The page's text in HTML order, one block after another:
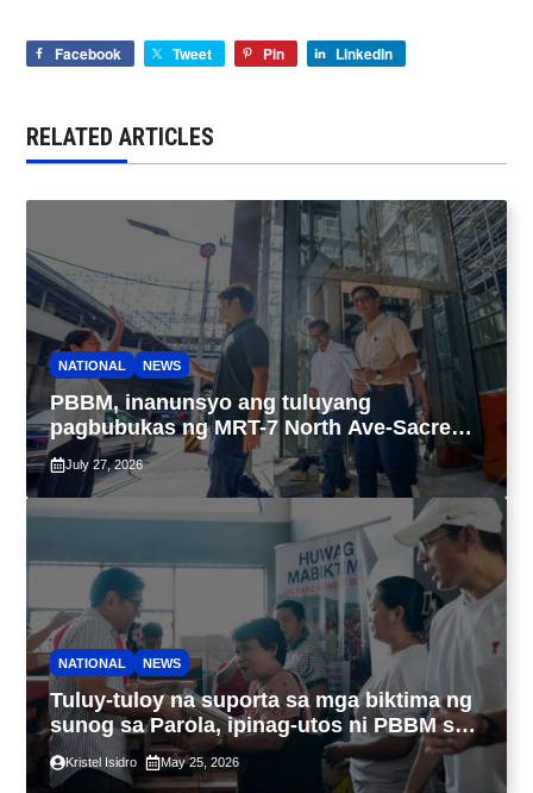
Facebook Tweet Pin LinkedIn
RELATED ARTICLES
NATIONAL NEWS
PBBM, inanunsyo ang tuluyang
pagbubukas ng MRT-7 North Ave-Sacred
Heart, NSCR Valenzuela-Malolos sa
susunod na taon
July 27, 2026
NATIONAL NEWS
Tuluy-tuloy na suporta sa mga biktima ng
sunog sa Parola, ipinag-utos ni PBBM sa
DSWD
Kristel Isidro May 25, 2026